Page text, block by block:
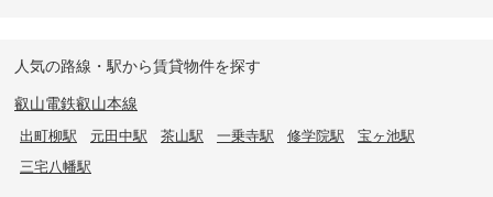
人気の路線・駅から賃貸物件を探す
叡山電鉄叡山本線
出町柳駅 元田中駅 茶山駅 一乗寺駅 修学院駅
宝ヶ池駅
三宅八幡駅